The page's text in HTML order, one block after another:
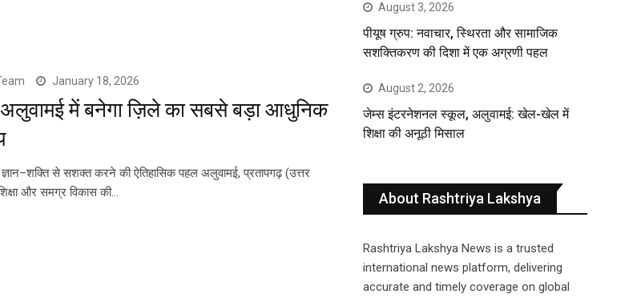
January 18, 2026
में बनेगा ज़िले का सबसे बड़ा आधुनिक
ज्ञान–शक्ति से सशक्त करने की ऐतिहासिक पहल अलुवामई, प्रतापगढ़ (उत्तर
और समग्र विकास की…
August 3, 2026
पीयूष ग्रुप: नवाचार, स्थिरता और सामाजिक
सशक्तिकरण की दिशा में एक अग्रणी पहल
August 2, 2026
जेम्स इंटरनेशनल स्कूल, अलुवामई: खेल-खेल में
शिक्षा की अनूठी मिसाल
About Rashtriya Lakshya
Rashtriya Lakshya News is a trusted
international news platform, delivering
accurate and timely coverage on global